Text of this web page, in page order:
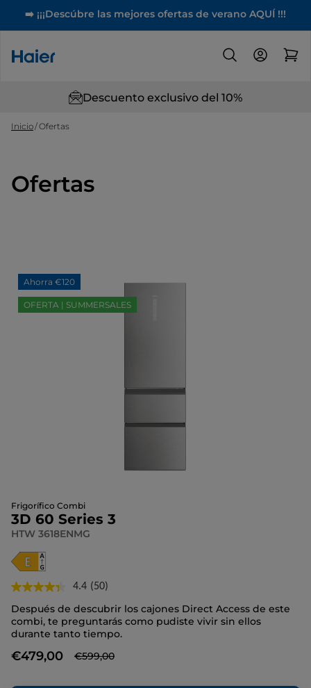
➡️ ¡¡¡Descúbre las mejores ofertas de verano AQUÍ !!!
Descuento exclusivo del 10%
Inicio Ofertas
Ofertas
Ahorra €120
OFERTA | SUMMERSALES
Frigorífico Combi
3D 60 Series 3
HTW 3618ENMG
4.4 Lea
reseñas.
Enlace
en
misma
(50)
Después de descubrir los cajones Direct Access de este
combi, te preguntarás como pudiste vivir sin ellos
durante tanto tiempo.
€479,00 €599,00